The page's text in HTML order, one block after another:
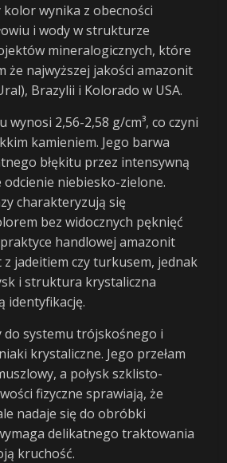
wynika z obecności
i wody w strukturze
mineralogicznych, które
że najwyższej jakości amazonit
Brazylii i Kolorado w USA.
wynosi 2,56-2,58 g/cm³, co czyni
kamieniem. Jego barwa
błękitu przez intensywną
odcienie niebiesko-zielone.
charakteryzują się
bez widocznych pęknięć
handlowej amazonit
jadeitiem czy turkusem, jednak
i struktura krystaliczna
identyfikację.
do systemu trójskośnego i
krystaliczne. Jego przełam
a połysk szklisto-
fizyczne sprawiają, że
nadaje się do obróbki
delikatnego traktowania
kruchość.